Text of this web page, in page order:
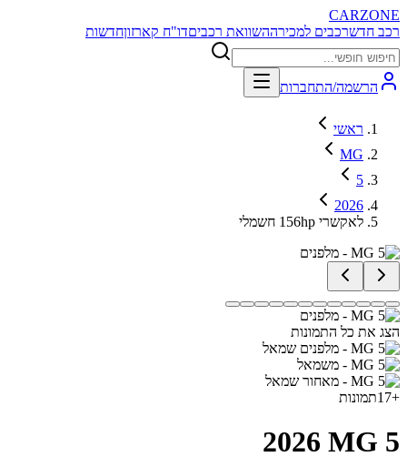
CARZONE
רכב חדשרכבים למכירההשוואת רכביםדו"ח קארזוןחדשות
הרשמה/התחברות
ראשי
MG
5
2026
לאקשרי 156hp חשמלי
הצג את כל התמונות
+
17תמונות
MG 5
2026